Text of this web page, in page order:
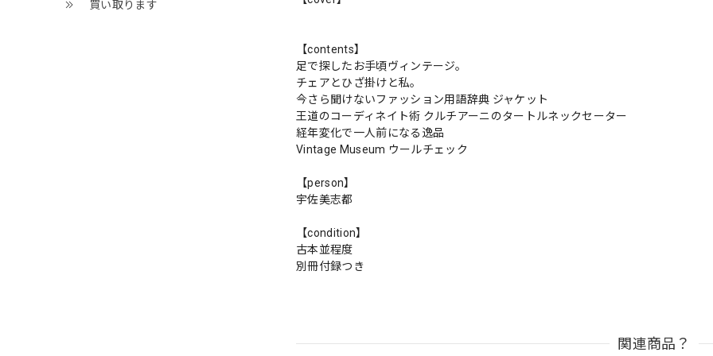
買い取ります
【contents】
足で探したお手頃ヴィンテージ。
チェアとひざ掛けと私。
今さら聞けないファッション用語辞典 ジャケット
王道のコーディネイト術 クルチアーニのタートルネックセーター
経年変化で一人前になる逸品
Vintage Museum ウールチェック
【person】
宇佐美志都
【condition】
古本並程度
別冊付録つき
関連商品？